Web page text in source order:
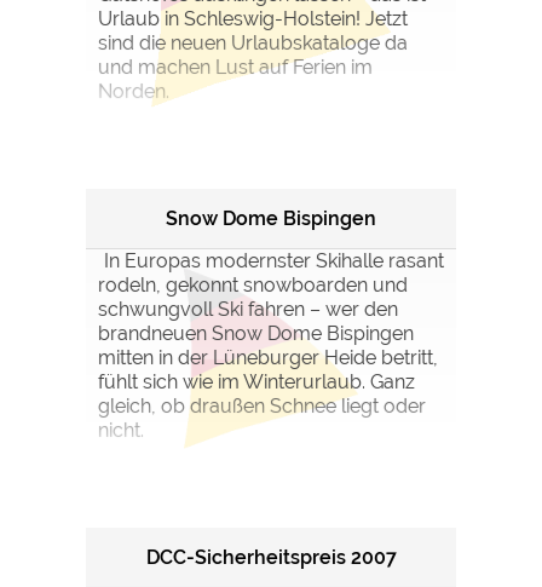
Urlaub in Schleswig-Holstein! Jetzt
sind die neuen Urlaubskataloge da
und machen Lust auf Ferien im
Norden.
Snow Dome Bispingen
In Europas modernster Skihalle rasant
rodeln, gekonnt snowboarden und
schwungvoll Ski fahren – wer den
brandneuen Snow Dome Bispingen
mitten in der Lüneburger Heide betritt,
fühlt sich wie im Winterurlaub. Ganz
gleich, ob draußen Schnee liegt oder
nicht.
DCC-Sicherheitspreis 2007